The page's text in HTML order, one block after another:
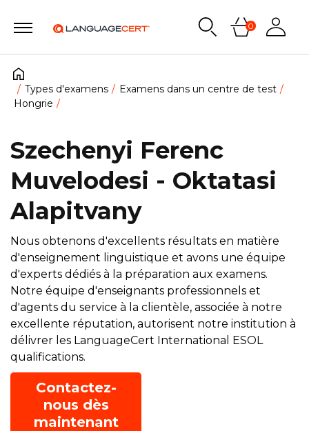
0
Types d'examens
Examens dans un centre de test
Hongrie
Szechenyi Ferenc
Muvelodesi - Oktatasi
Alapitvany
Nous obtenons d'excellents résultats en matière
d'enseignement linguistique et avons une équipe
d'experts dédiés à la préparation aux examens.
Notre équipe d'enseignants professionnels et
d'agents du service à la clientèle, associée à notre
excellente réputation, autorisent notre institution à
délivrer les LanguageCert International ESOL
qualifications.
Contactez-
nous dès
maintenant